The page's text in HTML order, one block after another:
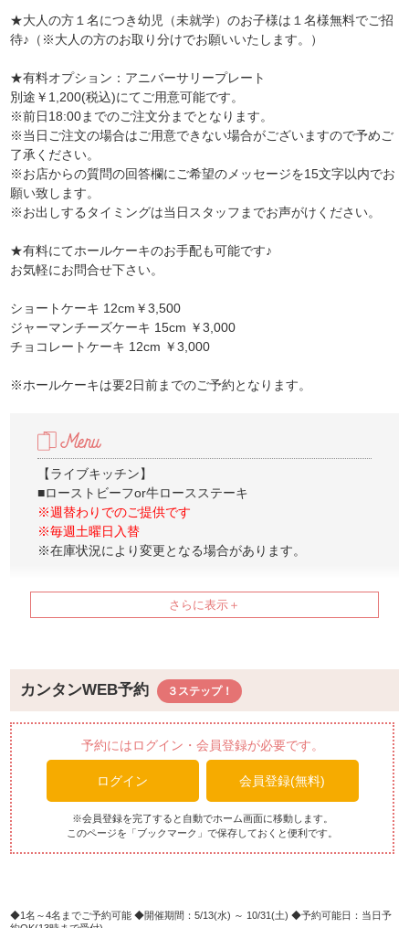
★大人の方１名につき幼児（未就学）のお子様は１名様無料でご招
待♪（※大人の方のお取り分けでお願いいたします。）
★有料オプション：アニバーサリープレート
別途￥1,200(税込)にてご用意可能です。
※前日18:00までのご注文分までとなります。
※当日ご注文の場合はご用意できない場合がございますので予めご
了承ください。
※お店からの質問の回答欄にご希望のメッセージを15文字以内でお
願い致します。
※お出しするタイミングは当日スタッフまでお声がけください。
★有料にてホールケーキのお手配も可能です♪
お気軽にお問合せ下さい。
ショートケーキ 12cm￥3,500
ジャーマンチーズケーキ 15cm ￥3,000
チョコレートケーキ 12cm ￥3,000
※ホールケーキは要2日前までのご予約となります。
【ライブキッチン】
■ローストビーフor牛ロースステーキ
※週替わりでのご提供です
※毎週土曜日入替
※在庫状況により変更となる場合があります。
【平日の曜日限定特別メニュー】
■月曜日：海老フライの日
【ブッフェメニュー例】
※メニューは日替わりでご用意しております。
※仕入れ状況によりメニューが変更になる場合がございま
モッツァレラカプレーゼ
生ハムフルーツ
野菜のキッシュ
コールドミートの盛り合せ
ピンチョス各種
カンタンWEB予約
予約にはログイン・会員登録が必要です。
ログイン 会員登録(無料)
※会員登録を完了すると自動でホーム画面に移動します。
このページを「ブックマーク」で保存しておくと便利です。
1名～4名までご予約可能 開催期間：5/13(水) ～ 10/31(土)
予約可能日：当日予